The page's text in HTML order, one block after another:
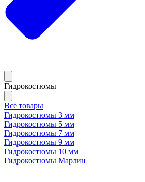
Гидрокостюмы
Все товары
Гидрокостюмы 3 мм
Гидрокостюмы 5 мм
Гидрокостюмы 7 мм
Гидрокостюмы 9 мм
Гидрокостюмы 10 мм
Гидрокостюмы Марлин